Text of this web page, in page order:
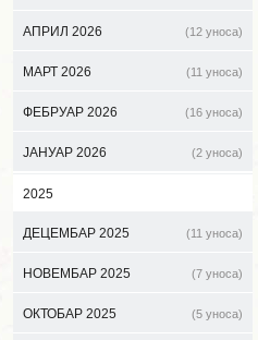
АПРИЛ 2026 (12 уноса)
МАРТ 2026 (11 уноса)
ФЕБРУАР 2026 (16 уноса)
ЈАНУАР 2026 (2 уноса)
2025
ДЕЦЕМБАР 2025 (11 уноса)
НОВЕМБАР 2025 (7 уноса)
ОКТОБАР 2025 (5 уноса)